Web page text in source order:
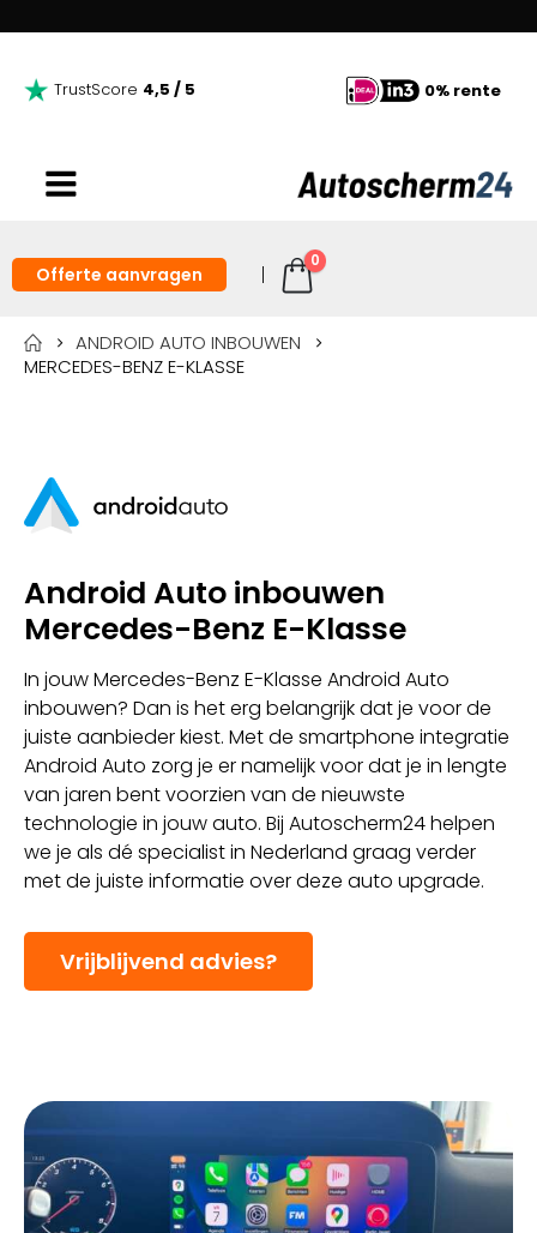
TrustScore 4,5 / 5 0% rente
Offerte aanvragen
0
ANDROID AUTO INBOUWEN
MERCEDES-BENZ E-KLASSE
Android Auto inbouwen
Mercedes-Benz E-Klasse
In jouw Mercedes-Benz E-Klasse Android Auto
inbouwen? Dan is het erg belangrijk dat je voor de
juiste aanbieder kiest. Met de smartphone integratie
Android Auto zorg je er namelijk voor dat je in lengte
van jaren bent voorzien van de nieuwste
technologie in jouw auto. Bij Autoscherm24 helpen
we je als dé specialist in Nederland graag verder
met de juiste informatie over deze auto upgrade.
Vrijblijvend advies?